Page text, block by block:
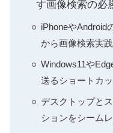
す画像検索の必
iPhoneやAndroid
から画像検索実
Windows11や
送るショートカ
デスクトップと
ションをシーム